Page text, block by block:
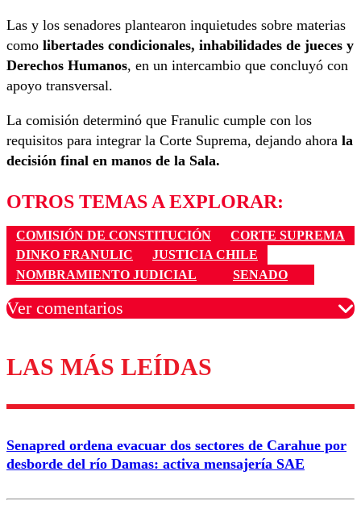
Las y los senadores plantearon inquietudes sobre materias
como libertades condicionales, inhabilidades de jueces y
Derechos Humanos, en un intercambio que concluyó con
apoyo transversal.
La comisión determinó que Franulic cumple con los
requisitos para integrar la Corte Suprema, dejando ahora la
decisión final en manos de la Sala.
OTROS TEMAS A EXPLORAR:
COMISIÓN DE CONSTITUCIÓN
CORTE SUPREMA
DINKO FRANULIC
JUSTICIA CHILE
NOMBRAMIENTO JUDICIAL
SENADO
Ver comentarios
Los comentarios son moderados para garantizar un
diálogo respetuoso.
Correo
LAS MÁS LEÍDAS
Senapred ordena evacuar dos sectores de Carahue por
desborde del río Damas: activa mensajería SAE